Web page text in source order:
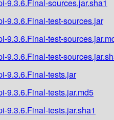
9.3.6.Final-sources.jar.sha1
9.3.6.Final-test-sources.jar
9.3.6.Final-test-
9.3.6.Final-test-
9.3.6.Final-tests.jar
9.3.6.Final-tests.jar.md5
9.3.6.Final-tests.jar.sha1